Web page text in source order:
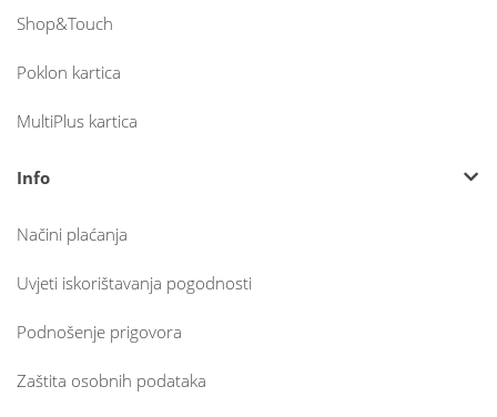
Shop&Touch
Poklon kartica
MultiPlus kartica
Info
Načini plaćanja
Uvjeti iskorištavanja pogodnosti
Podnošenje prigovora
Zaštita osobnih podataka